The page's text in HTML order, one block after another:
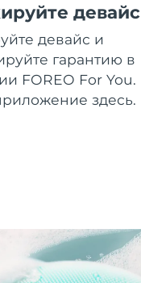
девайс
девайс и
гарантию в
FOREO For You.
здесь.